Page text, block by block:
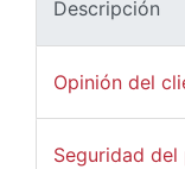
Descripción
Opinión del
Seguridad del